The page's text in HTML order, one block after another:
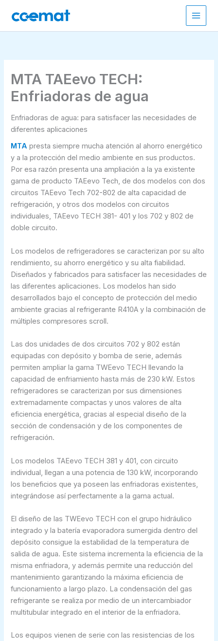
MTA TAEevo TECH:
Enfriadoras de agua
Enfriadoras de agua: para satisfacer las necesidades de
diferentes aplicaciones
MTA presta siempre mucha atención al ahorro energético
y a la protección del medio ambiente en sus productos.
Por esa razón presenta una ampliación a la ya existente
gama de producto TAEevo Tech, de dos modelos con dos
circuitos TAEevo Tech 702-802 de alta capacidad de
refrigeración, y otros dos modelos con circuitos
individuales, TAEevo TECH 381- 401 y los 702 y 802 de
doble circuito.
Los modelos de refrigeradores se caracterizan por su alto
rendimiento, su ahorro energético y su alta fiabilidad.
Diseñados y fabricados para satisfacer las necesidades de
las diferentes aplicaciones. Los modelos han sido
desarrollados bajo el concepto de protección del medio
ambiente gracias al refrigerante R410A y la combinación de
múltiples compresores scroll.
Las dos unidades de dos circuitos 702 y 802 están
equipadas con depósito y bomba de serie, además
permiten ampliar la gama TWEevo TECH llevando la
capacidad de enfriamiento hasta más de 230 kW. Estos
refrigeradores se caracterizan por sus dimensiones
extremadamente compactas y unos valores de alta
eficiencia energética, gracias al especial diseño de la
sección de condensación y de los componentes de
refrigeración.
Los modelos TAEevo TECH 381 y 401, con circuito
individual, llegan a una potencia de 130 kW, incorporando
los beneficios que ya poseen las enfriadoras existentes,
integrándose así perfectamente a la gama actual.
El diseño de las TWEevo TECH con el grupo hidráulico
integrado y la batería evaporadora sumergida dentro del
depósito consigue la estabilidad de la temperatura de
salida de agua. Este sistema incrementa la eficiencia de la
misma enfriadora, y además permite una reducción del
mantenimiento garantizando la máxima eficiencia de
funcionamiento a largo plazo. La condensación del gas
refrigerante se realiza por medio de un intercambiador
multitubular integrado en el interior de la enfriadora.
Los equipos vienen de serie con las resistencias de los